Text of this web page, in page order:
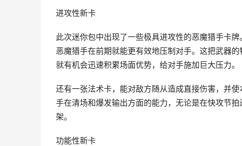
进攻性新卡
此次迷你包中出现了一些极具进攻性的恶魔猎手卡
恶魔猎手在前期就能更有效地压制对手。这把武器
就有机会迅速积累场面优势，给对手施加巨大压力。
还有一张法术卡，能对敌方随从造成直接伤害，并
手在清场和爆发输出方面的能力，无论是在快攻节
架。
功能性新卡